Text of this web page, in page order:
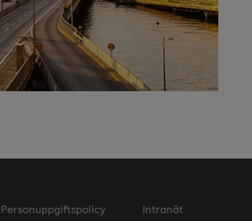
Personuppgiftspolicy Intranät